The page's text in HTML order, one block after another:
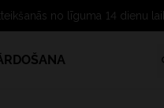
no līguma 14 dienu